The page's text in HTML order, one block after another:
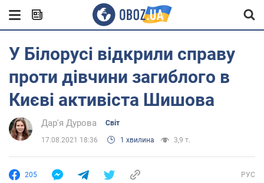
У Білорусі відкрили справу
проти дівчини загиблого в
Києві активіста Шишова
Дар'я Дурова Світ
17.08.2021 18:36 1 хвилина 3,9 т.
205 РУС